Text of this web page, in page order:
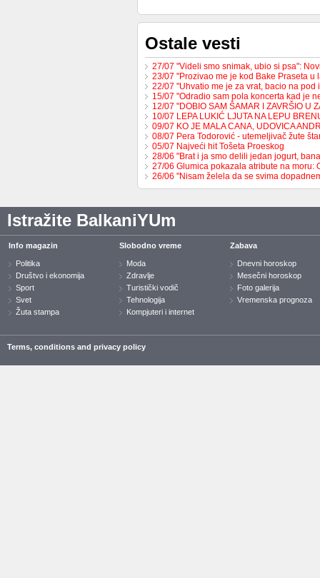
Ostale vesti
27/07 "Videli smo snimak, ubio si psa":
23/07 "Prozivao me je kod Bake Praseta
22/07 "Uhvatio me je za vrat, bacio na
15/07 "Odradio sam pola koncerta kad je
12/07 "DOBIO SAM ŠAMAR I ZAVRŠIO U
10/07 LEPA LUKIĆ LJUTA NA LEPU
09/07 KO JE MALA CANA, UDOVICA
08/07 Pera Todorović - utemeljivač žute
05/07 Najveći hit Tošeta Proeskog
28/06 "Brat i ja smo delili jedan jogurt,
27/06 Glumica pokazala atribute na moru:
26/06 "Nisam želela da se svima
Istražite BalkaniYUm
Info magazin
Politika
Društvo i ekonomija
Sport
Svet
Žuta stampa
Slobodno vreme
Moda
Zdravlje
Turistički vodič
Tehnologija
Kompjuteri i internet
Zabava
Dnevni horoskop
Mesečni horoskop
Foto galerija
Vremenska prognoza
Terms, conditions and privacy policy